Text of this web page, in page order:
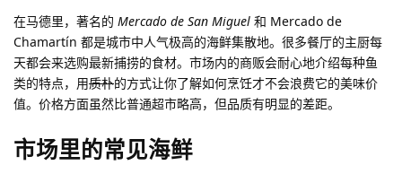
在马德里，著名的 Mercado de San Miguel 和 Mercado de
Chamartín 都是城市中人气极高的海鲜集散地。很多餐厅的主厨每
天都会来选购最新捕捞的食材。市场内的商贩会耐心地介绍每种鱼
类的特点，用质朴的方式让你了解如何烹饪才不会浪费它的美味价
值。价格方面虽然比普通超市略高，但品质有明显的差距。
市场里的常见海鲜